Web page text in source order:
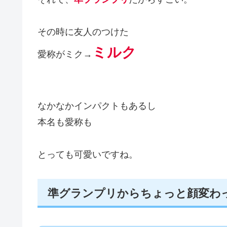
その時に友人のつけた
愛称がミク→ ミルク
なかなかインパクトもあるし
本名も愛称も
とっても可愛いですね。
準グランプリからちょっと顔変わ